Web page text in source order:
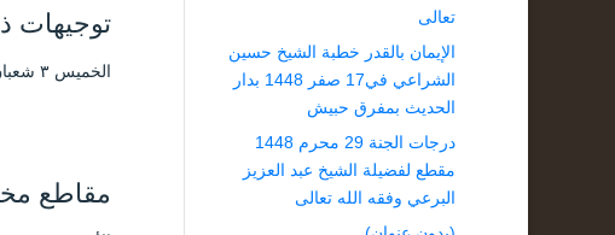
توجيهات
الخميس ۳ شعبان ۱٤۳۹ هـ الموافق ۱۹ أبريل ۲۰۱۸ مـ |
مقاطع
تعالى
الإيمان بالقدر خطبة الشيخ حسين
الشراعي في17 صفر 1448 بدار
الحديث بمفرق حبيش
درجات الجنة 29 محرم 1448
مقطع لفضيلة الشيخ عبد العزيز
البرعي وفقه الله تعالى